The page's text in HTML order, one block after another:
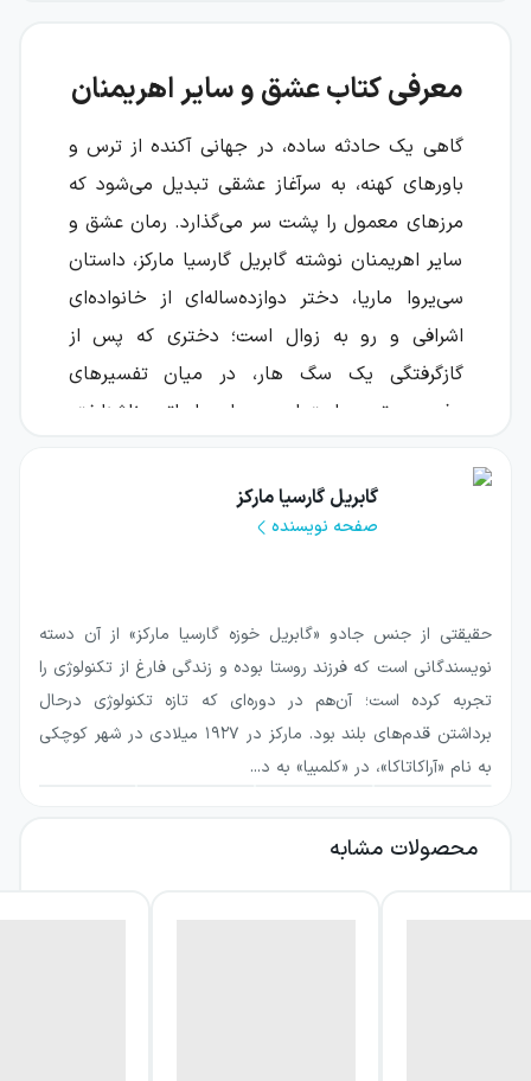
معرفی کتاب عشق و سایر اهریمنان
گاهی یک حادثه ساده، در جهانی آکنده از ترس و
باورهای کهنه، به سرآغاز عشقی تبدیل می‌شود که
مرزهای معمول را پشت سر می‌گذارد. رمان عشق و
سایر اهریمنان نوشته گابریل گارسیا مارکز، داستان
سی‌یروا ماریا، دختر دوازده‌ساله‌ای از خانواده‌ای
اشرافی و رو به زوال است؛ دختری که پس از
گازگرفتگی یک سگ هار، در میان تفسیرهای
مذهبی، ترس اجتماعی و احساساتی ناشناخته
این رمان، فضایی بندری در آمریکای جنوبی و
روزگاری استعمارزده را به تصویر می‌کشد؛ دورانی
دریایی بخشی از پس‌زمینه زندگی مردم است. در
چنین جهانی، عشق نه پدیده‌ای ساده و آرام، بلکه
نیرویی طوفانی و پرسش‌برانگیز است که باورهای
افراد را به چالش می‌کشد.
درباره کتاب عشق و سایر اهریمنان
سی‌یروا ماریا تنها فرزند خانواده‌ای آبرومند اما
گابریل گارسیا مارکز
صفحه نویسنده
حقیقتی از جنس جادو «گابریل خوزه گارسیا مارکز» از آن دسته
نویسندگانی است که فرزند روستا بوده و زندگی فارغ از تکنولوژی را
تجربه کرده است؛ آن‌هم در دوره‌ای که تازه تکنولوژی درحال
برداشتن قدم‌های بلند بود. مارکز در ۱۹۲۷ میلادی در شهر کوچکی
به نام «آراکاتاکا»، در «کلمبیا» به د...
محصولات مشابه